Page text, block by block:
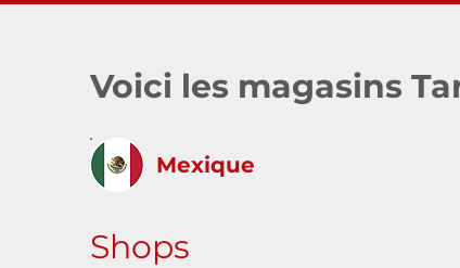
Voici les magasins
Mexique
Shops